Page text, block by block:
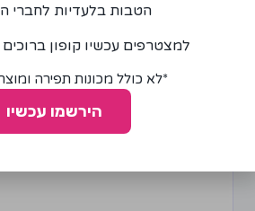
בד סריג מטאליק כסף ולבן
הטבות בלעדיות לחברי
למצטרפים עכשיו קופון ברוכים
*לא כולל מכונות תפירה
הירשמו עכשיו